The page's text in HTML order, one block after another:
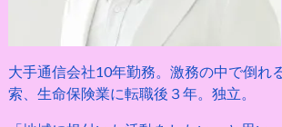
大手通信会社10年勤務。激務の中で倒れ
索、生命保険業に転職後３年。独立。